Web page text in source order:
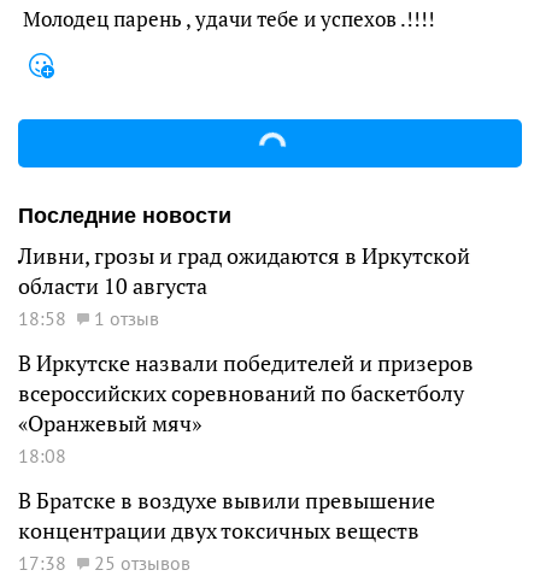
Молодец парень , удачи тебе и успехов .!!!!
Последние новости
Ливни, грозы и град ожидаются в Иркутской
области 10 августа
18:58 1 отзыв
В Иркутске назвали победителей и призеров
всероссийских соревнований по баскетболу
«Оранжевый мяч»
18:08
В Братске в воздухе вывили превышение
концентрации двух токсичных веществ
17:38 25 отзывов